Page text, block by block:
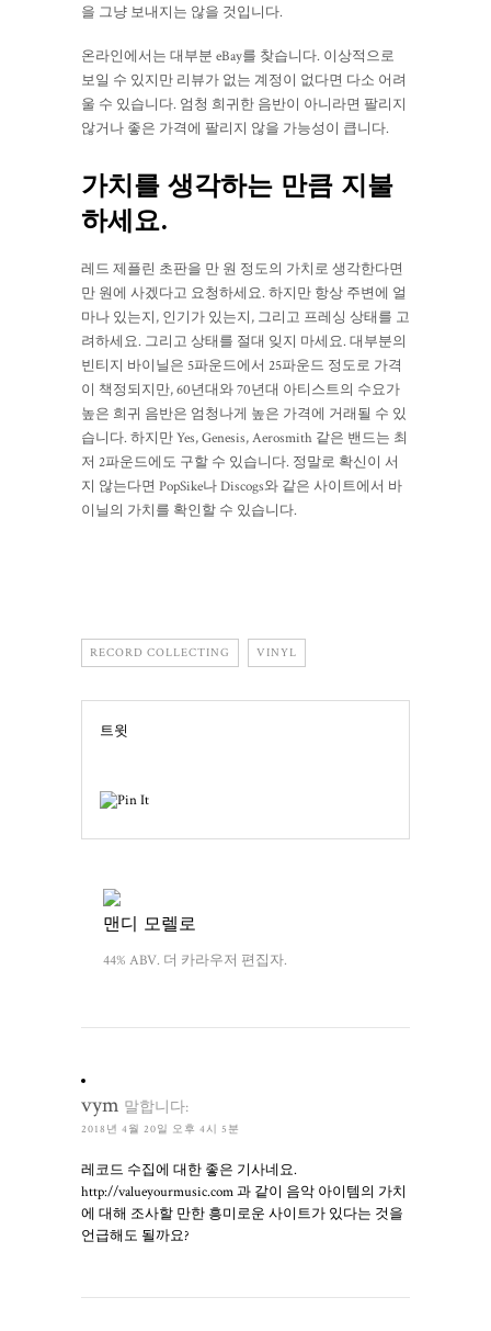
을 그냥 보내지는 않을 것입니다.
온라인에서는 대부분 eBay를 찾습니다. 이상적으로
보일 수 있지만 리뷰가 없는 계정이 없다면 다소 어려
울 수 있습니다. 엄청 희귀한 음반이 아니라면 팔리지
않거나 좋은 가격에 팔리지 않을 가능성이 큽니다.
가치를 생각하는 만큼 지불
하세요.
레드 제플린 초판을 만 원 정도의 가치로 생각한다면
만 원에 사겠다고 요청하세요. 하지만 항상 주변에 얼
마나 있는지, 인기가 있는지, 그리고 프레싱 상태를 고
려하세요. 그리고 상태를 절대 잊지 마세요. 대부분의
빈티지 바이닐은 5파운드에서 25파운드 정도로 가격
이 책정되지만, 60년대와 70년대 아티스트의 수요가
높은 희귀 음반은 엄청나게 높은 가격에 거래될 수 있
습니다. 하지만 Yes, Genesis, Aerosmith 같은 밴드는 최
저 2파운드에도 구할 수 있습니다. 정말로 확신이 서
지 않는다면 PopSike나 Discogs와 같은 사이트에서 바
이닐의 가치를 확인할 수 있습니다.
RECORD COLLECTING VINYL
트윗
맨디 모렐로
44% ABV. 더 카라우저 편집자.
vym 말합니다:
2018년 4월 20일 오후 4시 5분
레코드 수집에 대한 좋은 기사네요.
http://valueyourmusic.com 과 같이 음악 아이템의 가치
에 대해 조사할 만한 흥미로운 사이트가 있다는 것을
언급해도 될까요?